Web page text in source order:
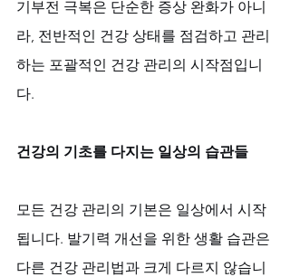
기부전 극복은 단순한 증상 완화가 아니
라, 전반적인 건강 상태를 점검하고 관리
하는 포괄적인 건강 관리의 시작점입니
다.
건강의 기초를 다지는 일상의 습관들
모든 건강 관리의 기본은 일상에서 시작
됩니다. 발기력 개선을 위한 생활 습관은
다른 건강 관리법과 크게 다르지 않습니